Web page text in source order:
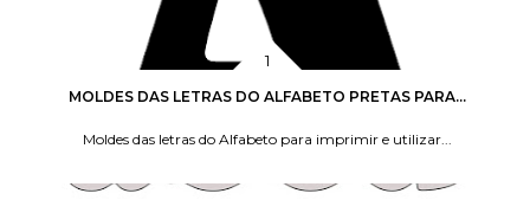
MOLDES DAS LETRAS DO ALFABETO PRETAS PARA...
Moldes das letras do Alfabeto para imprimir e utilizar...